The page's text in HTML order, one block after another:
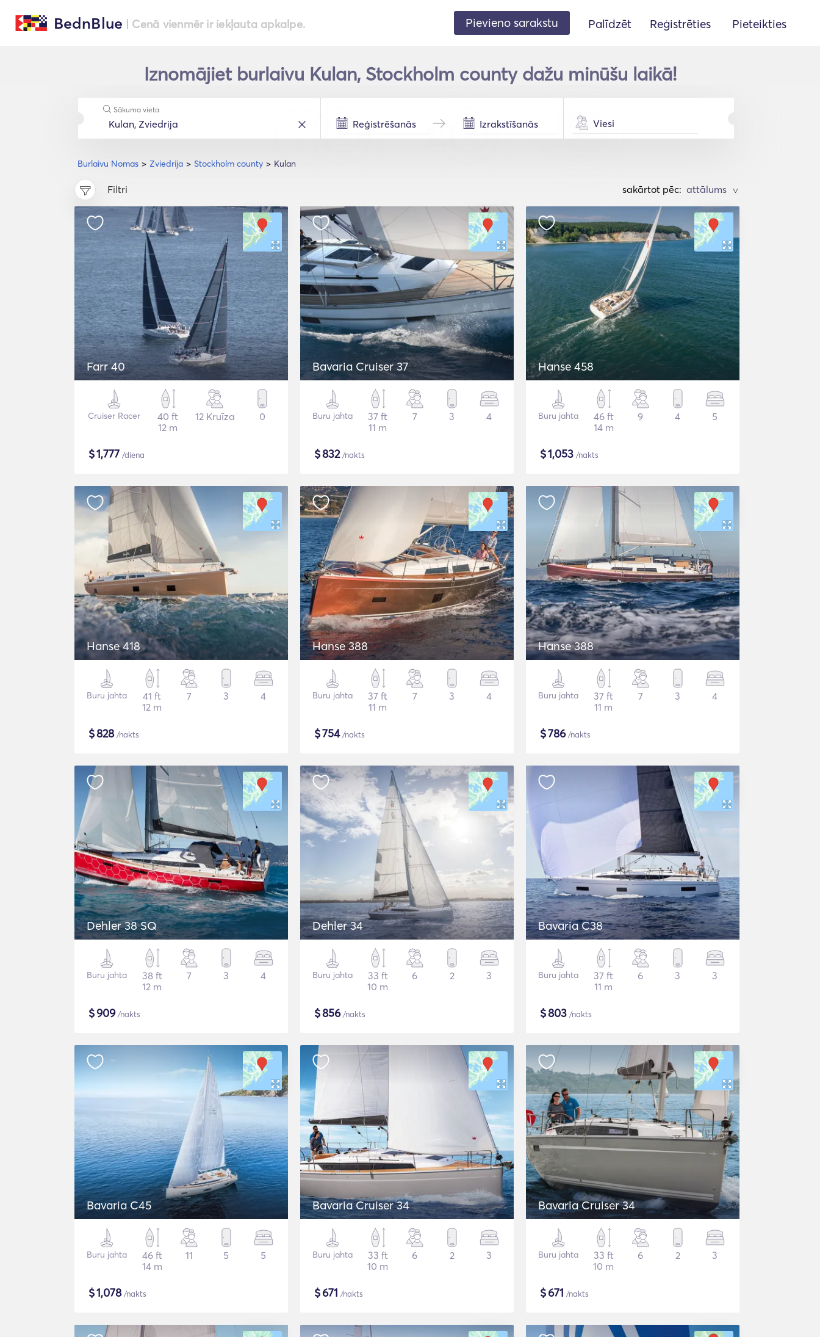
BednBlue | Cenā vienmēr ir iekļauta apkalpe. Pievieno sarakstu Palīdzēt Reģistrēties Pieteikties
Iznomājiet burlaivu Kulan, Stockholm county dažu minūšu laikā!
Burlaivu Nomas Zviedrija Stockholm county Kulan
Sākuma vieta
Viesi
Filtri sakārtot pēc: >
Farr 40
Cruiser Racer
40 ft
12 m
12 Kruīza 0
$1,777 /diena
Bavaria Cruiser 37
Buru jahta
37 ft
11 m
7 3 4
$832/nakts
Hanse 458
Buru jahta
46 ft
14 m
9 4 5
$1,053 /nakts
Hanse 418
Buru jahta
41 ft
12 m
7 3 4
$828/nakts
Hanse 388
Buru jahta
37 ft
11 m
7 3 4
$754/nakts
Hanse 388
Buru jahta
37 ft
11 m
7 3 4
$786/nakts
Dehler 38 SQ
Buru jahta
38 ft
12 m
7 3 4
$909/nakts
Dehler 34
Buru jahta
33 ft
10 m
6 2 3
$856/nakts
Bavaria C38
Buru jahta
37 ft
11 m
6 3 3
$803 /nakts
Bavaria C45
Buru jahta
46 ft
14 m
11 5 5
$1,078/nakts
Bavaria Cruiser 34
Buru jahta
33 ft
10 m
6 2 3
$671 /nakts
Bavaria Cruiser 34
Buru jahta
33 ft
10 m
6 2 3
$671 /nakts